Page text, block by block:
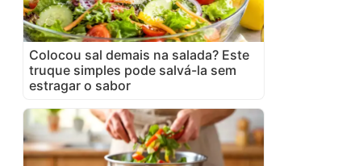
Colocou sal demais na salada? Este
truque simples pode salvá-la sem
estragar o sabor